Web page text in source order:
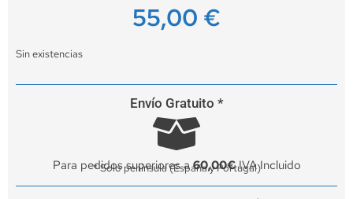
55,00 €
Sin existencias
Envío Gratuito *
Para pedidos superiores a60,00€IVA Incluido
* Solo península (España y Portugal)